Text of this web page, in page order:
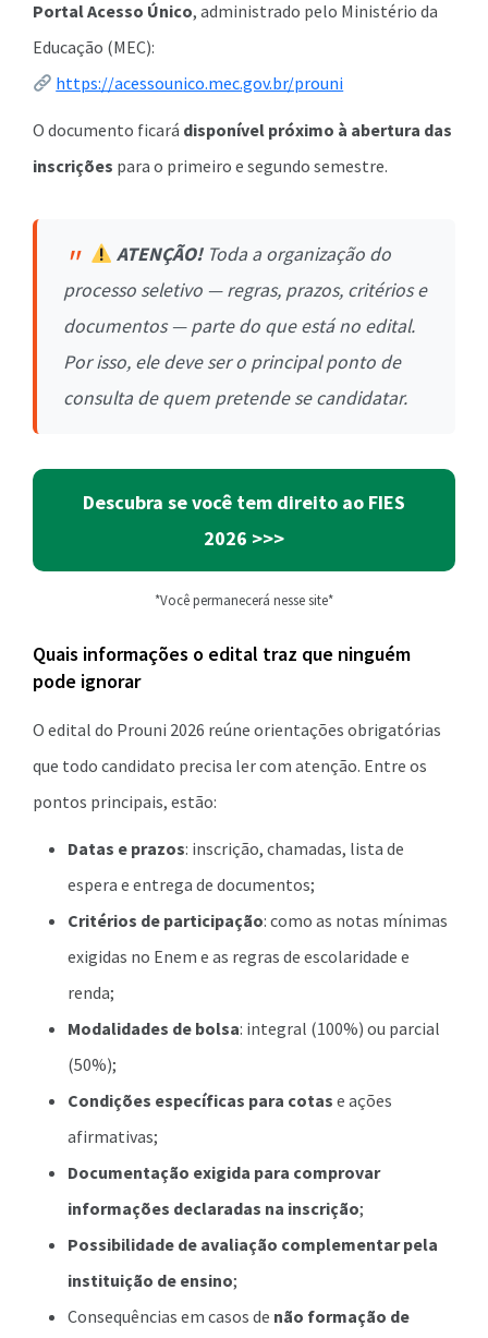
Portal Acesso Único, administrado pelo Ministério da
Educação (MEC):
https://acessounico.mec.gov.br/prouni
O documento ficará disponível próximo à abertura das
inscrições para o primeiro e segundo semestre.
ATENÇÃO!Toda a organização do
processo seletivo — regras, prazos, critérios e
documentos — parte do que está no edital.
Por isso, ele deve ser o principal ponto de
consulta de quem pretende se candidatar.
Descubra se você tem direito ao FIES
2026 >>>
*Você permanecerá nesse site*
Quais informações o edital traz que ninguém
pode ignorar
O edital do Prouni 2026 reúne orientações obrigatórias
que todo candidato precisa ler com atenção. Entre os
pontos principais, estão:
Datas e prazos: inscrição, chamadas, lista de
espera e entrega de documentos;
Critérios de participação: como as notas mínimas
exigidas no Enem e as regras de escolaridade e
renda;
Modalidades de bolsa: integral (100%) ou parcial
(50%);
Condições específicas para cotas e ações
afirmativas;
Documentação exigida para comprovar
informações declaradas na inscrição;
Possibilidade de avaliação complementar pela
instituição de ensino;
Consequências em casos de não formação de